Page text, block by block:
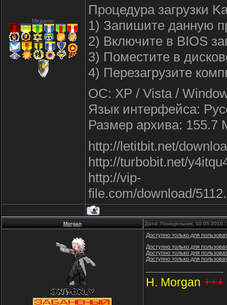
Медали:
Процедура загрузки
1) Запишите данную
2) Включите в BIOS
3) Поместите в
4) Перезагрузите
ОС: XP / Vista /
Язык интерфейса:
Размер архива: 155.7
http://letitbit.net/
http://turbobit.net/
http://vip-
file.com/download/
Morgan Дата: Понедельник,
Доступно только для
Доступно только для
Доступно только для
Доступно только для
H. Morgan +++